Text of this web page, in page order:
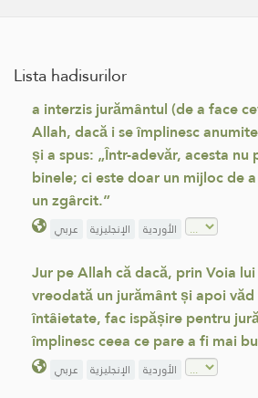
Lista hadisurilor
a interzis jurământul (de a face
Allah, dacă i se împlinesc
și a spus: „Într-adevăr, acesta nu
binele; ci este doar un mijloc de
un zgârcit.”
عربي الإنجليزية الأوردية
Jur pe Allah că dacă, prin Voia
vreodată un jurământ și apoi
întâietate, fac ispășire pentru
împlinesc ceea ce pare a fi mai
عربي الإنجليزية الأوردية